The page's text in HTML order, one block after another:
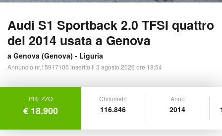
Audi S1 Sportback 2.0 TFSI quattro
del 2014 usata a Genova
a Genova (Genova) - Liguria
Annuncio nr.15917105 inserito il 3 agosto 2026 ore 18:54
PREZZO
€ 18.900
Chilometri
116.846
Anno
2014